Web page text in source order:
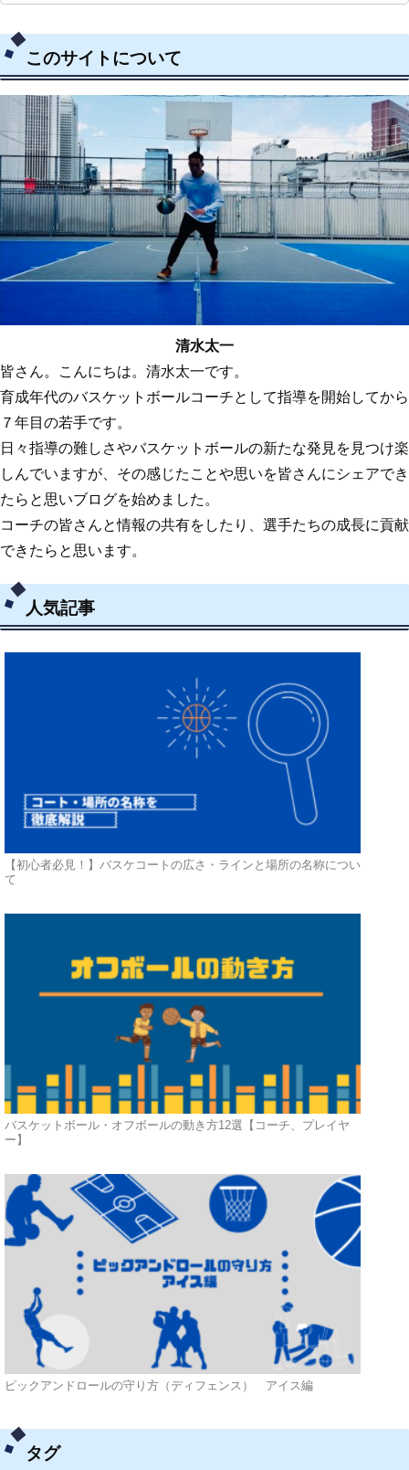
このサイトについて
清水太一
皆さん。こんにちは。清水太一です。
育成年代のバスケットボールコーチとして指導を開始してから
７年目の若手です。
日々指導の難しさやバスケットボールの新たな発見を見つけ楽
しんでいますが、その感じたことや思いを皆さんにシェアでき
たらと思いブログを始めました。
コーチの皆さんと情報の共有をしたり、選手たちの成長に貢献
できたらと思います。
人気記事
【初心者必見！】バスケコートの広さ・ラインと場所の名称につい
て
バスケットボール・オフボールの動き方12選【コーチ、プレイヤ
ー】
ピックアンドロールの守り方（ディフェンス） アイス編
タグ